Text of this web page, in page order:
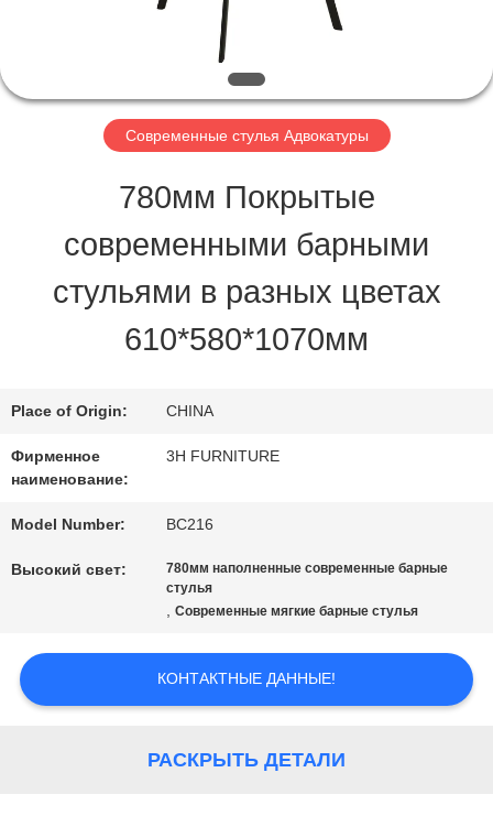
КАЧЕСТВА
СПРОСИТЕ
КАРТА
САЙТА
PRIVACY
Современные стулья Адвокатуры
780мм Покрытые
современными барными
стульями в разных цветах
610*580*1070мм
Place of Origin: CHINA
Фирменное
наименование:
3H FURNITURE
Model Number: BC216
Высокий свет:
780мм наполненные современные барные
стулья
,Современные мягкие барные стулья
КОНТАКТНЫЕ ДАННЫЕ!
РАСКРЫТЬ ДЕТАЛИ